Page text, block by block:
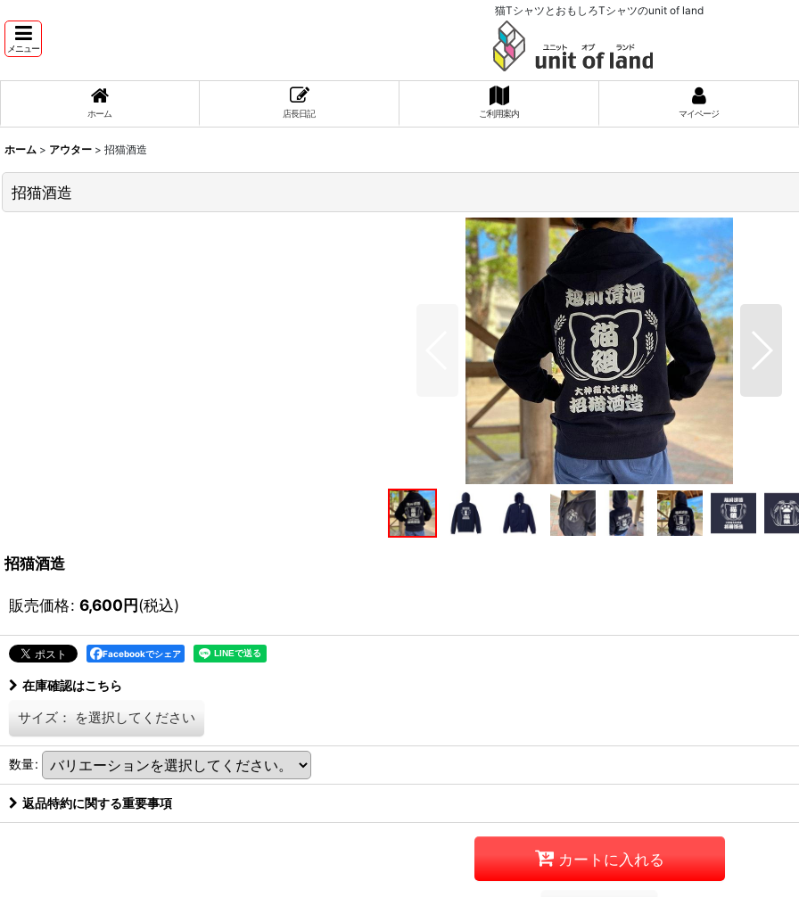
猫TシャツとおもしろTシャツのunit of land
メニュー
ホーム 店長日記 ご利用案内 マイページ
ホーム > アウター > 招猫酒造
招猫酒造
招猫酒造
販売価格: 6,600円(税込)
Facebookでシェア
在庫確認はこちら
サイズ： を選択してください
数量:
返品特約に関する重要事項
カートに入れる